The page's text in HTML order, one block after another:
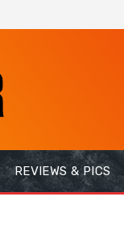
REVIEWS & PICS